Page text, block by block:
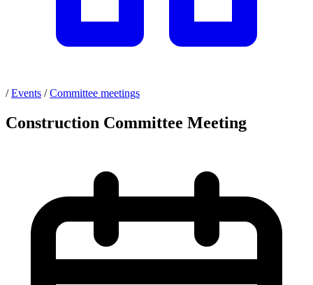
/ Events / Committee meetings
Construction Committee Meeting